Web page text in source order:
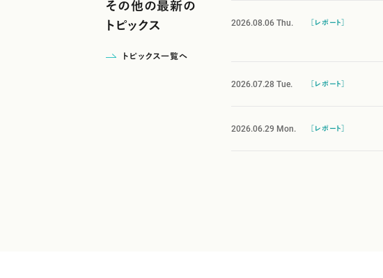
その他の最新の
トピックス
トピックス一覧へ
2026.08.06Thu. ［レポート］
2026.07.28Tue. ［レポート］
2026.06.29 Mon. ［レポート］